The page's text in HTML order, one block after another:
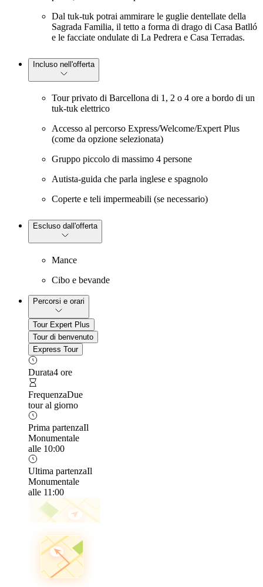
Dal tuk-tuk potrai ammirare le guglie dentellate della
Sagrada Familia, il tetto a forma di drago di Casa Batlló
e le facciate ondulate di La Pedrera e Casa Terradas.
Incluso nell'offerta
Tour privato di Barcellona di 1, 2 o 4 ore a bordo di un
tuk-tuk elettrico
Accesso al percorso Express/Welcome/Expert Plus
(come da opzione selezionata)
Gruppo piccolo di massimo 4 persone
Autista-guida che parla inglese e spagnolo
Coperte e teli impermeabili (se necessario)
Escluso dall'offerta
Mance
Cibo e bevande
Percorsi e orari
Tour Expert Plus
Tour di benvenuto
Express Tour
Durata4 ore
FrequenzaDue
tour al giorno
Prima partenzaIl
Monumentale
alle 10:00
Ultima partenzaIl
Monumentale
alle 11:00